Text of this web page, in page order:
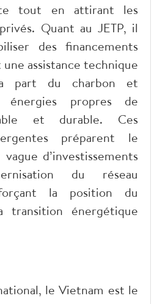
tout en attirant les
Quant au JETP, il
des financements
assistance technique
part du charbon et
énergies propres de
et durable. Ces
préparent le
d’investissements
du réseau
la position du
transition énergétique
le Vietnam est le